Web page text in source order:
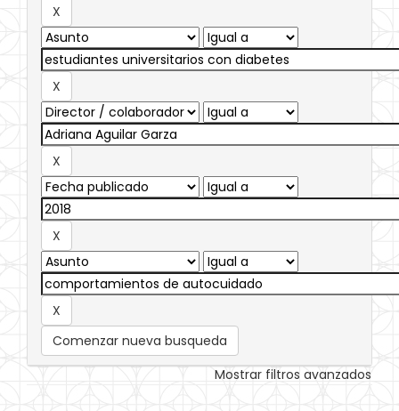
Comenzar nueva busqueda
Mostrar filtros avanzados